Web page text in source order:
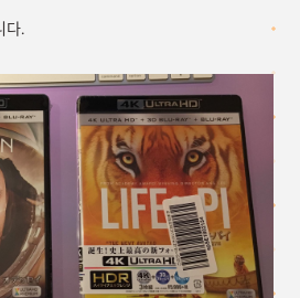
다.